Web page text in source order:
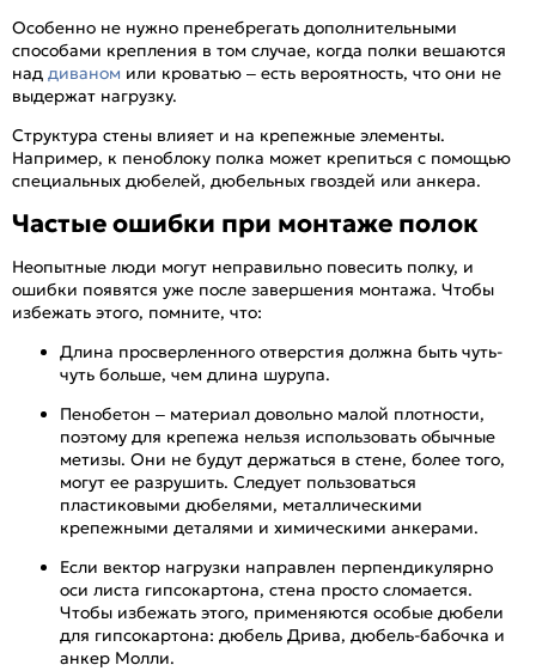
Особенно не нужно пренебрегать дополнительными
способами крепления в том случае, когда полки вешаются
над диваном или кроватью – есть вероятность, что они не
выдержат нагрузку.
Структура стены влияет и на крепежные элементы.
Например, к пеноблоку полка может крепиться с помощью
специальных дюбелей, дюбельных гвоздей или анкера.
Частые ошибки при монтаже полок
Неопытные люди могут неправильно повесить полку, и
ошибки появятся уже после завершения монтажа. Чтобы
избежать этого, помните, что:
Длина просверленного отверстия должна быть чуть-
чуть больше, чем длина шурупа.
Пенобетон – материал довольно малой плотности,
поэтому для крепежа нельзя использовать обычные
метизы. Они не будут держаться в стене, более того,
могут ее разрушить. Следует пользоваться
пластиковыми дюбелями, металлическими
крепежными деталями и химическими анкерами.
Если вектор нагрузки направлен перпендикулярно
оси листа гипсокартона, стена просто сломается.
Чтобы избежать этого, применяются особые дюбели
для гипсокартона: дюбель Дрива, дюбель-бабочка и
анкер Молли.